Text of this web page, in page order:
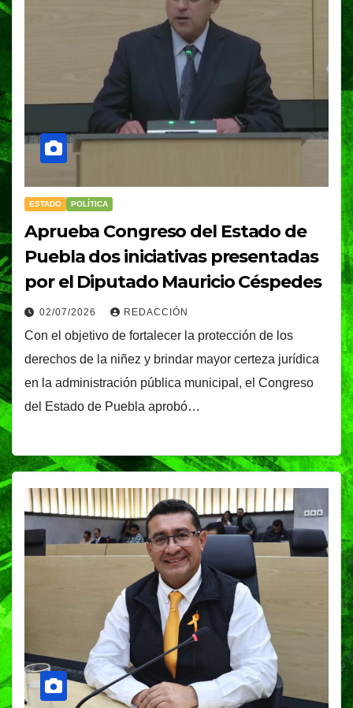
ESTADO POLÍTICA
Aprueba Congreso del Estado de
Puebla dos iniciativas presentadas
por el Diputado Mauricio Céspedes
02/07/2026 REDACCIÓN
Con el objetivo de fortalecer la protección de los
derechos de la niñez y brindar mayor certeza jurídica
en la administración pública municipal, el Congreso
del Estado de Puebla aprobó…